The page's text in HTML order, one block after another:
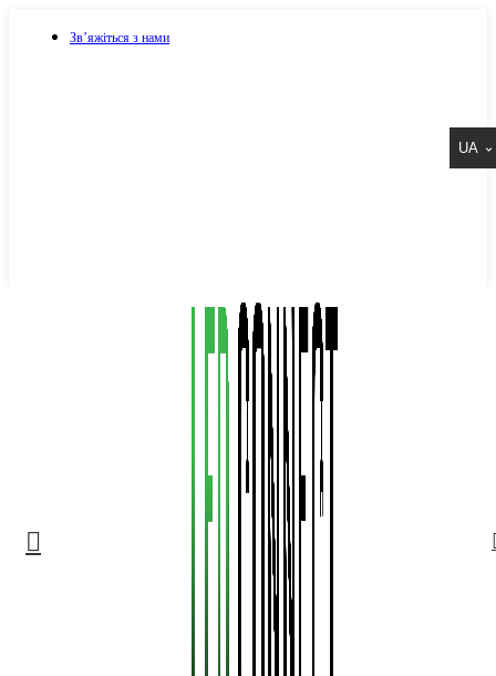
Зв’яжіться з нами
UA